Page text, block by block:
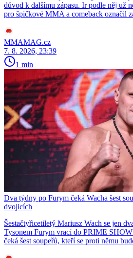
důvod k dalšímu zápasu. Ir podle něj už
pro špičkové MMA a comeback označil
MMAMAG.cz
7. 8. 2026, 23:39
1 min
Dva týdny po Furym čeká Wacha šest
dvojicích
Šestačtyřicetiletý Mariusz Wach se jen
Tysonem Furym vrací do PRIME
čeká šest soupeřů, kteří se proti němu